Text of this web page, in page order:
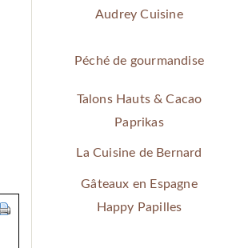
Audrey Cuisine
Péché de gourmandise
Talons Hauts & Cacao
Paprikas
La Cuisine de Bernard
Gâteaux en Espagne
Happy Papilles